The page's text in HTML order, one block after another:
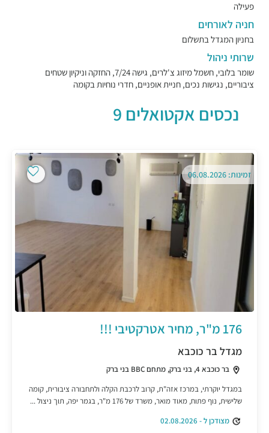
פעילה
חניה לאורחים
בחניון המגדל בתשלום
שרותי ניהול
שומר בלובי, חשמל מיזוג צ'לרים, גישה 7/24, החזקה וניקיון שטחים
ציבוריים, נגישות נכים, חניית אופניים, חדרי נוחיות בקומה
נכסים אקטואלים 9
זמינות: 06.08.2026
176 מ"ר, מחיר אטרקטיבי !!!
מגדל בר כוכבא
בר כוכבא 4, בני ברק, מתחם BBC בני ברק
במגדל יוקרתי, במרכז אזה"ת, קרוב לרכבת הקלה ולתחבורה ציבורית, קומה
שלישית, נוף פתוח, מאוד מואר, משרד של 176 מ"ר, בגמר יפה, תוך ניצול ...
מצודכן ל - 02.08.2026